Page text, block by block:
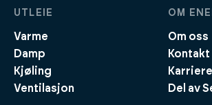
UTLEIE
Varme
Damp
Kjøling
Ventilasjon
OM
Om oss
Kontakt
Karriere
Del av